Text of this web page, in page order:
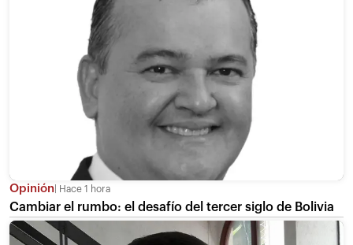
Opinión Hace 1 hora
Cambiar el rumbo: el desafío del tercer siglo de Bolivia